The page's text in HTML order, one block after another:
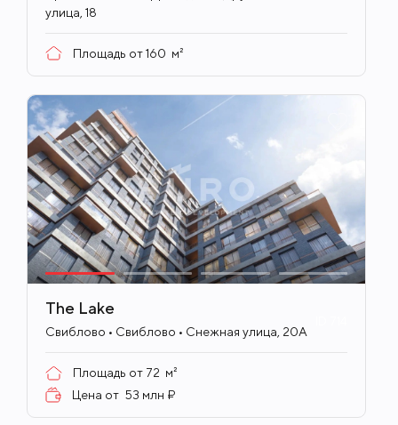
улица, 18
Площадь от160 м²
The Lake
Свиблово • Свиблово • Снежная улица, 20А
Площадь от 72 м²
Цена от 53 млн ₽